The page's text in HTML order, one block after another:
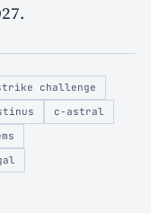
challenge
c-astral